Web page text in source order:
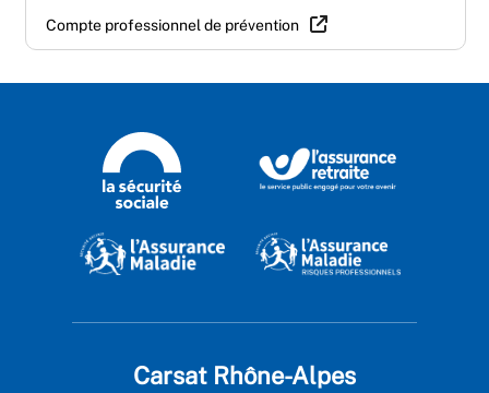
Compte professionnel de prévention
Carsat Rhône-Alpes